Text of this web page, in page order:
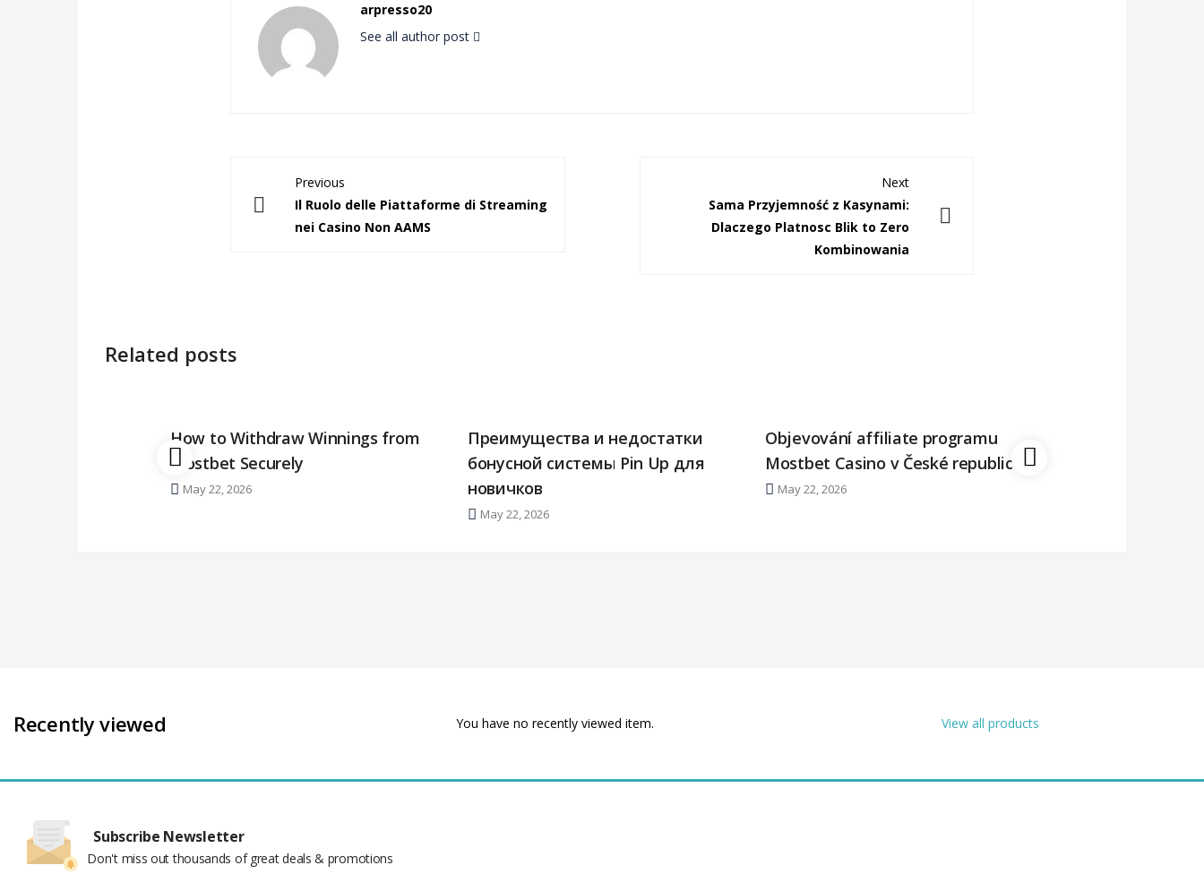
arpresso20
See all author post
Previous
Il Ruolo delle Piattaforme di Streaming
nei Casino Non AAMS
Next
Sama Przyjemność z Kasynami:
Dlaczego Platnosc Blik to Zero
Kombinowania
Related posts
How to Withdraw Winnings from
Mostbet Securely
May 22, 2026
Преимущества и недостатки
бонусной системы Pin Up для
новичков
May 22, 2026
Objevování affiliate programu
Mostbet Casino v České republice
May 22, 2026
Recently viewed You have no recently viewed item. View all products
Subscribe Newsletter
Don't miss out thousands of great deals & promotions